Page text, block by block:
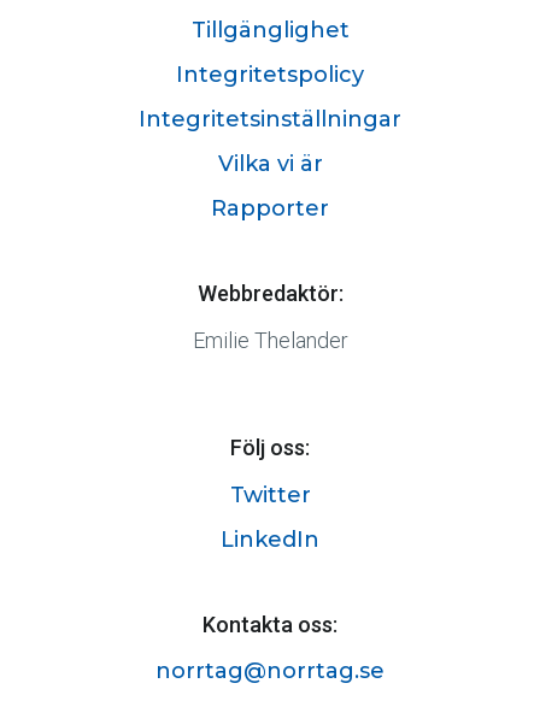
Kontakta oss:
norrtag@norrtag.se
Tillgänglighet
Integritetspolicy
Integritetsinställningar
Vilka vi är
Rapporter
Webbredaktör:
Emilie Thelander
Följ oss:
Twitter
LinkedIn